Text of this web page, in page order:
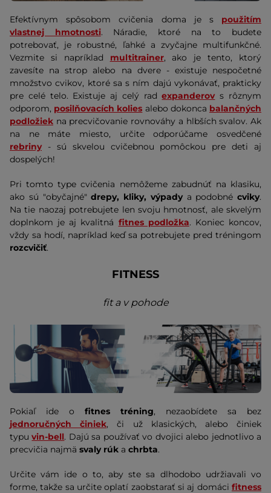
Efektívnym spôsobom cvičenia doma je s
použitím
vlastnej hmotnosti. Náradie, ktoré na to budete
potrebovať, je robustné, ľahké a zvyčajne multifunkčné.
Vezmite si napríklad multitrainer, ako je tento, ktorý
zavesíte na strop alebo na dvere - existuje nespočetné
množstvo cvikov, ktoré sa s ním dajú vykonávať, prakticky
pre celé telo. Existuje aj celý radexpanderovs rôznym
odporom, posilňovacích kolies alebo dokonca balančných
podložiek na precvičovanie rovnováhy a hlbších svalov. Ak
na ne máte miesto, určite odporúčame osvedčené
rebriny- sú skvelou cvičebnou pomôckou pre deti aj
dospelých!
Pri tomto type cvičenia nemôžeme zabudnúť na klasiku,
ako sú "obyčajné"drepy, kliky, výpady a podobné cviky.
Na tie naozaj potrebujete len svoju hmotnosť, ale skvelým
doplnkom je aj kvalitná fitnes podložka. Koniec koncov,
vždy sa hodí, napríklad keď sa potrebujete pred tréningom
rozcvičiť.
FITNESS
fit a v pohode
Pokiaľ ide o fitnes tréning, nezaobídete sa bez
jednoručných činiek, či už klasických, alebo činiek
typuvin-bell. Dajú sa používať vo dvojici alebo jednotlivo a
precvičia najmä svalyrúk a chrbta.
Určite vám ide o to, aby ste sa dlhodobo udržiavali vo
forme, takže sa určite oplatí zaobstarať si aj domáci fitness